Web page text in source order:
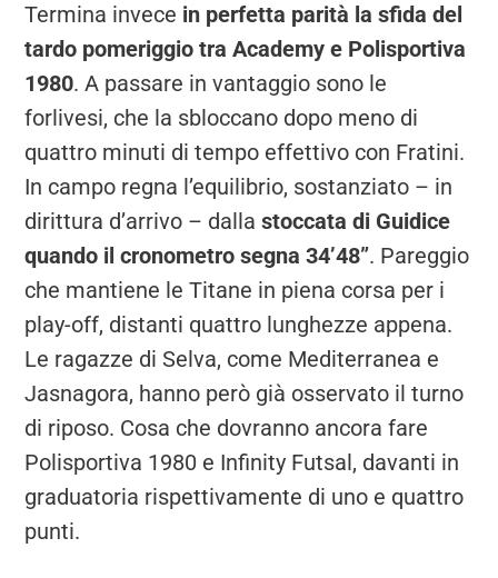
Termina invece in perfetta parità la sfida del
tardo pomeriggio tra Academy e Polisportiva
1980. A passare in vantaggio sono le
forlivesi, che la sbloccano dopo meno di
quattro minuti di tempo effettivo con Fratini.
In campo regna l’equilibrio, sostanziato – in
dirittura d’arrivo – dallastoccata di Guidice
quando il cronometro segna 34’48”. Pareggio
che mantiene le Titane in piena corsa per i
play-off, distanti quattro lunghezze appena.
Le ragazze di Selva, come Mediterranea e
Jasnagora, hanno però già osservato il turno
di riposo. Cosa che dovranno ancora fare
Polisportiva 1980 e Infinity Futsal, davanti in
graduatoria rispettivamente di uno e quattro
punti.